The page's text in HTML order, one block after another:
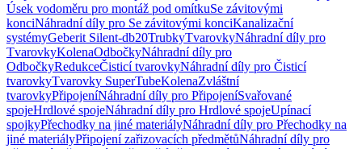
Úsek vodoměru pro montáž pod omítkuSe závitovými
konciNáhradní díly pro Se závitovými konciKanalizační
systémyGeberit Silent-db20TrubkyTvarovkyNáhradní díly pro
TvarovkyKolenaOdbočkyNáhradní díly pro
OdbočkyRedukceČisticí tvarovkyNáhradní díly pro Čisticí
tvarovkyTvarovky SuperTubeKolenaZvláštní
tvarovkyPřipojeníNáhradní díly pro PřipojeníSvařované
spojeHrdlové spojeNáhradní díly pro Hrdlové spojeUpínací
spojkyPřechodky na jiné materiályNáhradní díly pro Přechodky na
jiné materiályPřipojení zařizovacích předmětůNáhradní díly pro